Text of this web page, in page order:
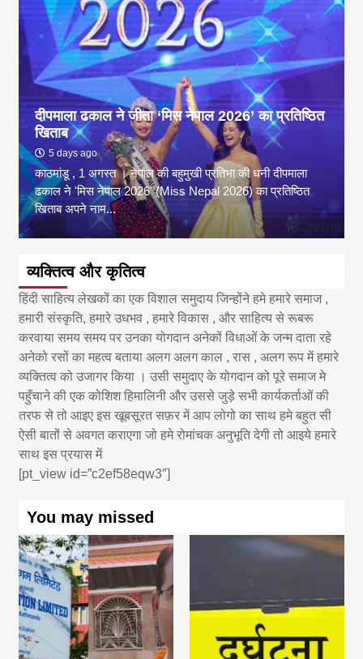
दीपमाला ढकाल ने जीता ‘मिस नेपाल 2026’ का प्रतिष्ठित
खिताब
5 days ago
काठमांडू , 1 अगस्त । नेपाल की बहुमुखी प्रतिभा की धनी दीपमाला
ढकाल ने 'मिस नेपाल 2026' (Miss Nepal 2026) का प्रतिष्ठित
खिताब अपने नाम...
व्यक्तित्व और कृतित्व
हिंदी साहित्य लेखकों का एक विशाल समुदाय जिन्होंने हमे हमारे समाज ,
हमारी संस्कृति, हमारे उधभव , हमारे विकास , और साहित्य से रूबरू
करवाया समय समय पर उनका योगदान अनेकों विधाओं के जन्म दाता रहे
अनेको रसों का महत्व बताया अलग अलग काल , रास , अलग रूप में हमारे
व्यक्तित्व को उजागर किया । उसी समुदाए के योगदान को पूरे समाज मे
पहुँचाने की एक कोशिश हिमालिनी और उससे जुड़े सभी कार्यकर्ताओं की
तरफ से तो आइए इस खूबसूरत सफ़र में आप लोगो का साथ हमे बहुत सी
ऐसी बातों से अवगत कराएगा जो हमे रोमांचक अनुभूति देगी तो आइये हमारे
साथ इस प्रयास में
[pt_view id=”c2ef58eqw3″]
You may missed